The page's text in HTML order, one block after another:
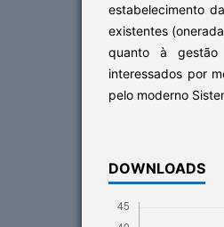
estabelecimento
existentes
quanto à gestão
interessados por
pelo moderno
DOWNLOADS